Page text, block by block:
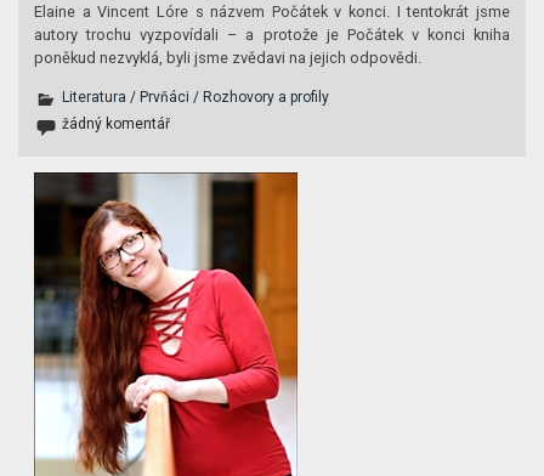
Elaine a Vincent Lóre s názvem Počátek v konci. I tentokrát jsme
autory trochu vyzpovídali – a protože je Počátek v konci kniha
poněkud nezvyklá, byli jsme zvědavi na jejich odpovědi.
Literatura / Prvňáci / Rozhovory a profily
žádný komentář